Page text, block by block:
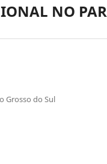
NO
Grosso do Sul